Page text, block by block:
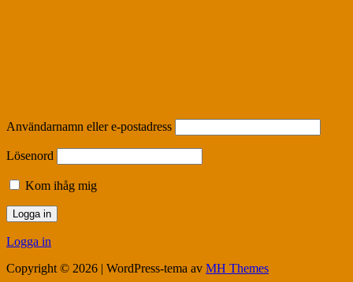
Användarnamn eller e-postadress
Lösenord
Kom ihåg mig
Logga in
Copyright © 2026 | WordPress-tema av MH Themes